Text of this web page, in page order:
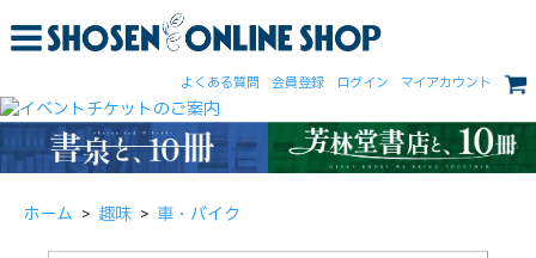
よくある質問 会員登録 ログイン マイアカウント
ホーム > 趣味 > 車・バイク